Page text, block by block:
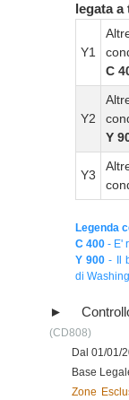
legata
Y1
C
Y2
Y
Y3
Legenda
C 400 - E'
Y 900 - Il
di
(CD808)
Dal 01/01/
Base
Zone